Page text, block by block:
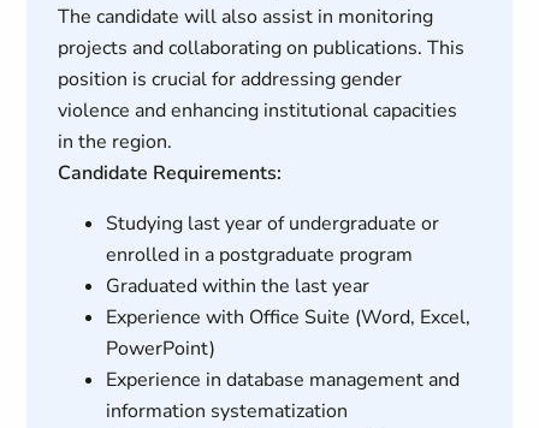
The candidate will also assist in monitoring
projects and collaborating on publications. This
position is crucial for addressing gender
violence and enhancing institutional capacities
in the region.
Candidate Requirements:
Studying last year of undergraduate or
enrolled in a postgraduate program
Graduated within the last year
Experience with Office Suite (Word, Excel,
PowerPoint)
Experience in database management and
information systematization